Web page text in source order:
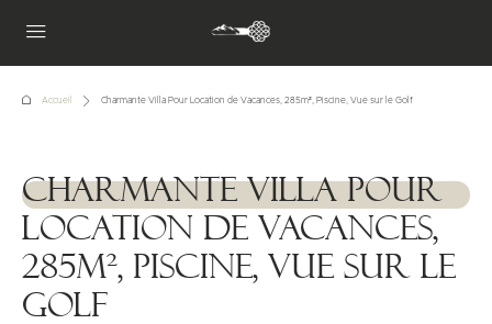
Accueil Charmante Villa Pour Location de Vacances, 285m², Piscine, Vue sur le Golf
1111111
Charmante Villa Pour
Location de Vacances,
285m², Piscine, Vue sur le
Golf